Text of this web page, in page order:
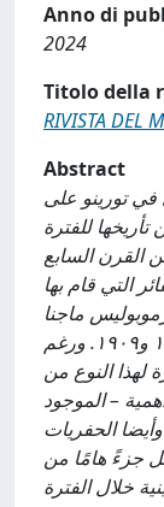
Anno di
2024
Titolo della
RIVISTA DEL
Abstract
في تورينو على
للفترة
القرن السابع
التي قام بها
ماجنا
(بمصر الوسطى) في الأعوام ١٩٠٣ و١٩٠٤ و١٩٠٩. ورغم
لهذا النوع من
– الموجود
الحفريات
جزءً هامًا من
خلال الفترة